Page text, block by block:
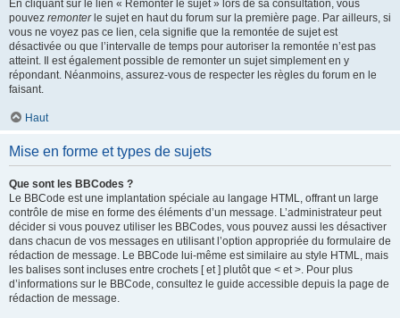
En cliquant sur le lien « Remonter le sujet » lors de sa consultation, vous
pouvez remonterle sujet en haut du forum sur la première page. Par ailleurs, si
vous ne voyez pas ce lien, cela signifie que la remontée de sujet est
désactivée ou que l’intervalle de temps pour autoriser la remontée n’est pas
atteint. Il est également possible de remonter un sujet simplement en y
répondant. Néanmoins, assurez-vous de respecter les règles du forum en le
faisant.
Haut
Mise en forme et types de sujets
Que sont les BBCodes ?
Le BBCode est une implantation spéciale au langage HTML, offrant un large
contrôle de mise en forme des éléments d’un message. L’administrateur peut
décider si vous pouvez utiliser les BBCodes, vous pouvez aussi les désactiver
dans chacun de vos messages en utilisant l’option appropriée du formulaire de
rédaction de message. Le BBCode lui-même est similaire au style HTML, mais
les balises sont incluses entre crochets [ et ] plutôt que < et >. Pour plus
d’informations sur le BBCode, consultez le guide accessible depuis la page de
rédaction de message.